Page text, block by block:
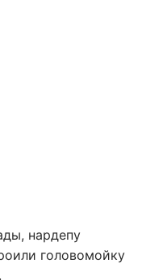
нардепу
головомойку